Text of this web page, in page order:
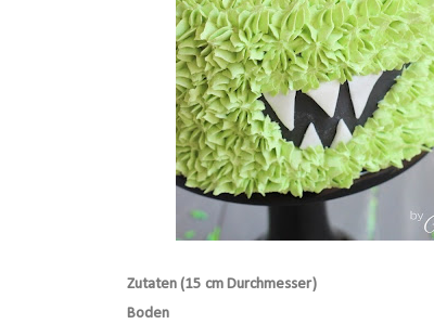
Zutaten (15 cm Durchmesser)
Boden